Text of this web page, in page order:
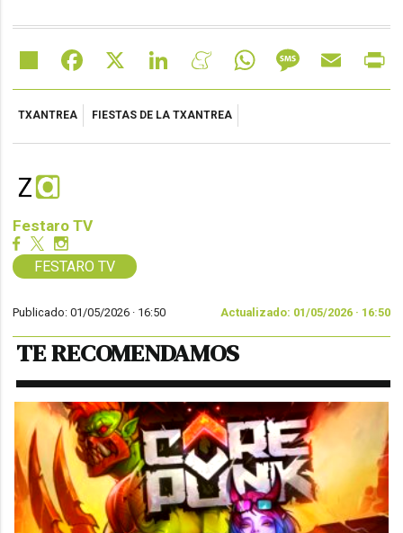
Share Facebook LinkedIn MeneameWhatsAppMessageEmail
TXANTREA FIESTAS DE LA TXANTREA
Festaro TV
FESTARO TV
Publicado: 01/05/2026 · 16:50 Actualizado: 01/05/2026 · 16:50
TE RECOMENDAMOS